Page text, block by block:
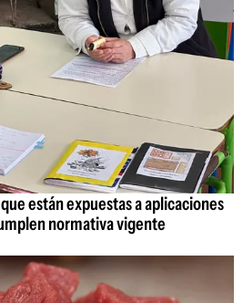
están expuestas a aplicaciones
normativa vigente